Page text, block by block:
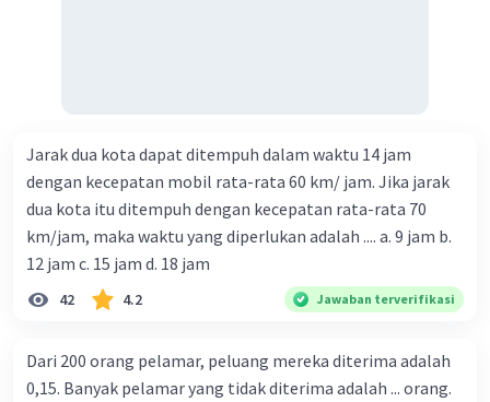
c. abcabc tidak dapat dibagi oleh 5 jika c ≠ 5.
d. abcabc tidak dapat dibagi oleh 9 jika jumlah
abcabc ≠ 9 atau kelipatannya.
e. abcabc tidak dapat dibagi oleh 10 jika nilai c ≠ 0.
2. Karena a - b + c - a + b - c = 0, maka abcabc
dapat habis dibagi oleh 11.
habis bilangan abcabc adalah 11.
Jarak dua kota dapat ditempuh dalam waktu 14 jam
dengan kecepatan mobil rata-rata 60 km/ jam. Jika jarak
dua kota itu ditempuh dengan kecepatan rata-rata 70
km/jam, maka waktu yang diperlukan adalah .... a. 9 jam b.
12 jam c. 15 jam d. 18 jam
42 4.2 Jawaban terverifikasi
Dari 200 orang pelamar, peluang mereka diterima adalah
0,15. Banyak pelamar yang tidak diterima adalah ... orang.